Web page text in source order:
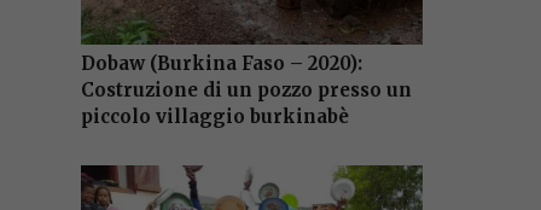
Dobaw (Burkina Faso – 2020):
Costruzione di un pozzo presso un
piccolo villaggio burkinabè